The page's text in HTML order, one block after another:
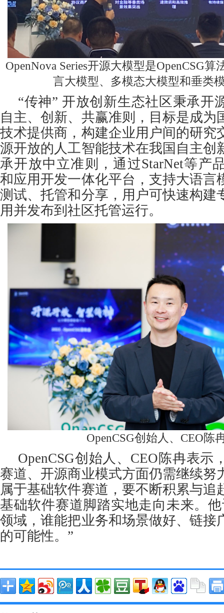
OpenNova Series开源大模型是OpenCSG
言大模型、多模态大模型和垂类
“传神” 开放创新生态社区秉承开
自主、创新、共赢准则，目标是成为
技术提供商，构建企业用户间的研究
源开放的人工智能技术在我国自主创
承开放中立准则，通过StarNet等产
和应用开发一体化平台，支持大语言
测试、托管和分享，用户可快速构建
用并发布到社区托管运行。
OpenCSG创始人、CEO陈
OpenCSG创始人、CEO陈冉表示
赛道、开源商业模式方面仍需继续努
属于基础软件赛道，要不断积累与追
基础软件赛道脚踏实地走向未来。
领域，谁能把业务和场景做好、链接
的可能性。”